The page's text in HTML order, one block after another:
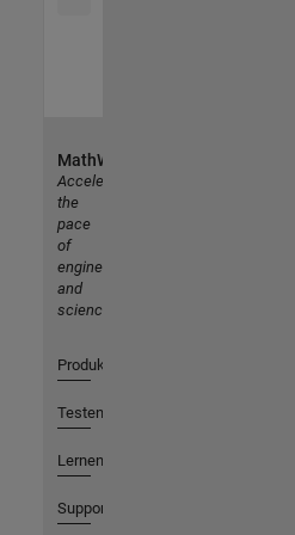
MathWorks
Accelerating
the
pace
of
engineering
and
science
Produkte
Testen oder Kaufen
Lernen
Support